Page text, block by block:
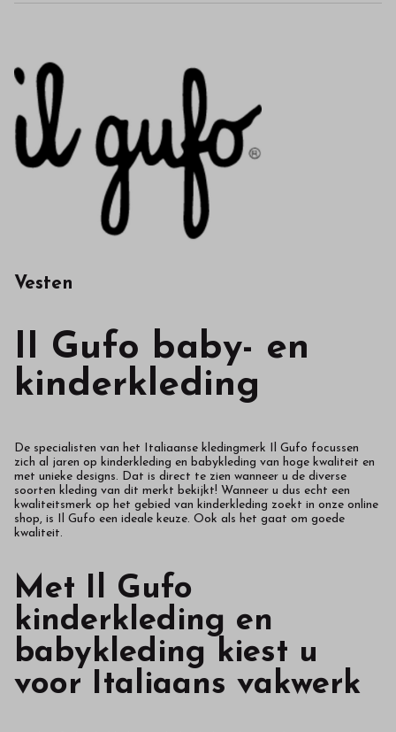
Vesten
II Gufo baby- en
kinderkleding
De specialisten van het Italiaanse kledingmerk Il Gufo focussen
zich al jaren op kinderkleding en babykleding van hoge kwaliteit en
met unieke designs. Dat is direct te zien wanneer u de diverse
soorten kleding van dit merkt bekijkt! Wanneer u dus echt een
kwaliteitsmerk op het gebied van kinderkleding zoekt in onze online
shop, is Il Gufo een ideale keuze. Ook als het gaat om goede
kwaliteit.
Met Il Gufo
kinderkleding en
babykleding kiest u
voor Italiaans vakwerk